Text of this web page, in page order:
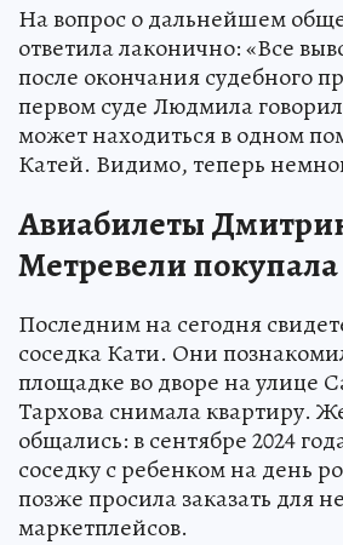
На вопрос о дальнейшем
ответила лаконично: «Все
после окончания судебного
первом суде Людмила
может находиться в одном
Катей. Видимо, теперь
Авиабилеты
Метревели покупала
Последним на сегодня
соседка Кати. Они
площадке во дворе на улице
Тархова снимала квартиру.
общались: в сентябре 2024
соседку с ребенком на день
позже просила заказать для
маркетплейсов.